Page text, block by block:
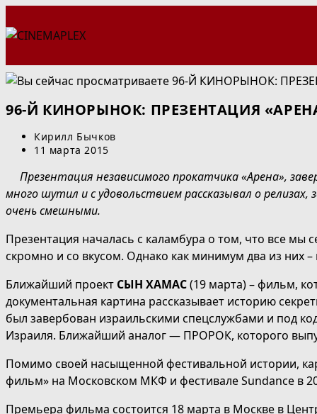
к
96-Й КИНОРЫНОК: ПРЕЗЕНТАЦИЯ
Автор
записи:
Кирилл Бычков
Запись
11 марта 2015
Презентация независимого прокатчика «Арена»,
много шутил и с удовольствием рассказывал о
очень смешными.
Презентация началась с каламбура о том, что все мы
скромно и со вкусом. Однако как минимум два из них
Ближайший проект СЫН ХАМАС(19 марта) – фильм,
документальная картина рассказывает историю
был завербован израильскими спецслужбами и под
Израиля. Ближайший аналог — ПРОРОК, которого
Помимо своей насыщенной фестивальной истории,
фильм» на Московском МКФ и фестивале Sundance в
Премьера фильма состоится 18 марта в Москве в